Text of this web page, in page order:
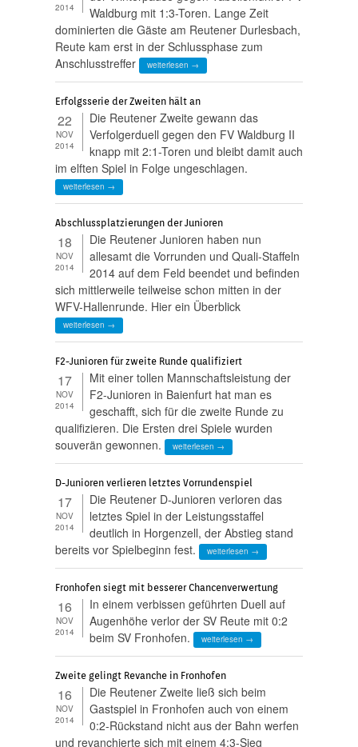
2014
Waldburg mit 1:3-Toren. Lange Zeit
dominierten die Gäste am Reutener Durlesbach,
Reute kam erst in der Schlussphase zum
Anschlusstreffer
weiterlesen →
Erfolgsserie der Zweiten hält an
22
NOV
2014
Die Reutener Zweite gewann das
Verfolgerduell gegen den FV Waldburg II
knapp mit 2:1-Toren und bleibt damit auch
im elften Spiel in Folge ungeschlagen.
weiterlesen →
Abschlussplatzierungen der Junioren
18
NOV
2014
Die Reutener Junioren haben nun
allesamt die Vorrunden und Quali-Staffeln
2014 auf dem Feld beendet und befinden
sich mittlerweile teilweise schon mitten in der
WFV-Hallenrunde. Hier ein Überblick
weiterlesen →
F2-Junioren für zweite Runde qualifiziert
17
NOV
2014
Mit einer tollen Mannschaftsleistung der
F2-Junioren in Baienfurt hat man es
geschafft, sich für die zweite Runde zu
qualifizieren. Die Ersten drei Spiele wurden
souverän gewonnen.
weiterlesen →
D-Junioren verlieren letztes Vorrundenspiel
17
NOV
2014
Die Reutener D-Junioren verloren das
letztes Spiel in der Leistungsstaffel
deutlich in Horgenzell, der Abstieg stand
bereits vor Spielbeginn fest.
weiterlesen →
Fronhofen siegt mit besserer Chancenverwertung
16
NOV
2014
In einem verbissen geführten Duell auf
Augenhöhe verlor der SV Reute mit 0:2
beim SV Fronhofen.
weiterlesen →
Zweite gelingt Revanche in Fronhofen
16
NOV
2014
Die Reutener Zweite ließ sich beim
Gastspiel in Fronhofen auch von einem
0:2-Rückstand nicht aus der Bahn werfen
und revanchierte sich mit einem 4:3-Sieg